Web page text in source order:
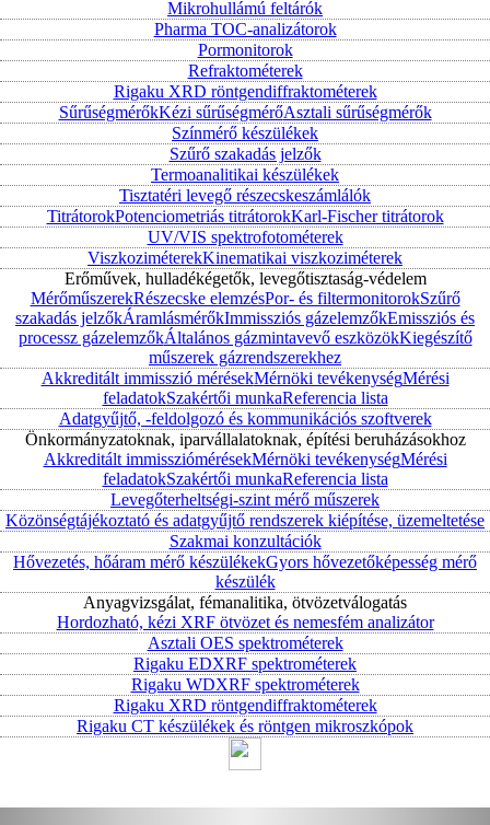
Mikrohullámú feltárók
Pharma TOC-analizátorok
Pormonitorok
Refraktométerek
Rigaku XRD röntgendiffraktométerek
SűrűségmérőkKézi sűrűségmérőAsztali sűrűségmérők
Színmérő készülékek
Szűrő szakadás jelzők
Termoanalitikai készülékek
Tisztatéri levegő részecskeszámlálók
TitrátorokPotenciometriás titrátorokKarl-Fischer titrátorok
UV/VIS spektrofotométerek
ViszkoziméterekKinematikai viszkoziméterek
Erőművek, hulladékégetők, levegőtisztaság-védelem
MérőműszerekRészecske elemzésPor- és filtermonitorokSzűrő
szakadás jelzőkÁramlásmérőkImmissziós gázelemzőkEmissziós és
processz gázelemzőkÁltalános gázmintavevő eszközökKiegészítő
műszerek gázrendszerekhez
Akkreditált immisszió mérésekMérnöki tevékenységMérési
feladatokSzakértői munkaReferencia lista
Adatgyűjtő, -feldolgozó és kommunikációs szoftverek
Önkormányzatoknak, iparvállalatoknak, építési beruházásokhoz
Akkreditált immissziómérésekMérnöki tevékenységMérési
feladatokSzakértői munkaReferencia lista
Levegőterheltségi-szint mérő műszerek
Közönségtájékoztató és adatgyűjtő rendszerek kiépítése, üzemeltetése
Szakmai konzultációk
Hővezetés, hőáram mérő készülékekGyors hővezetőképesség mérő
készülék
Anyagvizsgálat, fémanalitika, ötvözetválogatás
Hordozható, kézi XRF ötvözet és nemesfém analizátor
Asztali OES spektrométerek
Rigaku EDXRF spektrométerek
Rigaku WDXRF spektrométerek
Rigaku XRD röntgendiffraktométerek
Rigaku CT készülékek és röntgen mikroszkópok